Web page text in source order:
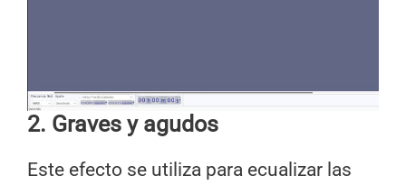
2. Graves y agudos
Este efecto se utiliza para ecualizar las